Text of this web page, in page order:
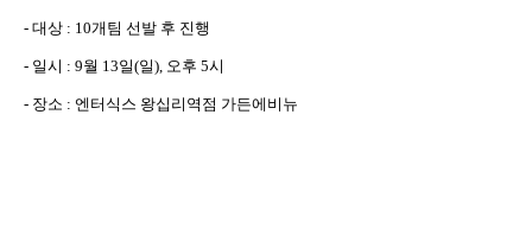
- 대상 : 10개팀 선발 후 진행
- 일시 : 9월 13일(일), 오후 5시
- 장소 : 엔터식스 왕십리역점 가든에비뉴